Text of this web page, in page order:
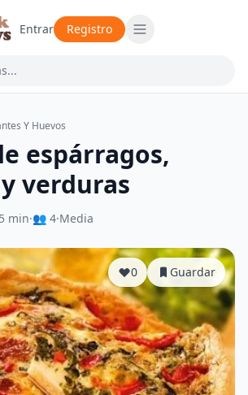
Entrar Registro
Y Huevos
espárragos,
verduras
min·👥 4·Media
0 Guardar